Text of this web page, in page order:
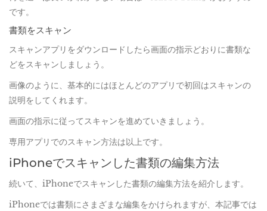
です。
書類をスキャン
スキャンアプリをダウンロードしたら画面の指示どおりに書類な
どをスキャンしましょう。
画像のように、基本的にはほとんどのアプリで初回はスキャンの
説明をしてくれます。
画面の指示に従ってスキャンを進めていきましょう。
専用アプリでのスキャン方法は以上です。
iPhoneでスキャンした書類の編集方法
続いて、iPhoneでスキャンした書類の編集方法を紹介します。
iPhoneでは書類にさまざまな編集をかけられますが、本記事では